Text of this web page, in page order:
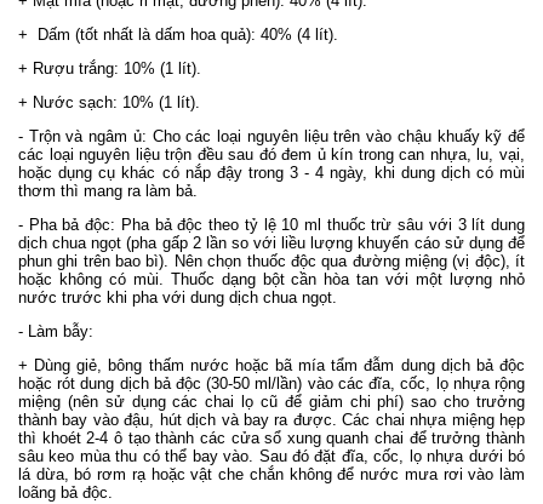
+ Dấm (tốt nhất là dấm hoa quả): 40% (4 lít).
+ Rượu trắng: 10% (1 lít).
+ Nước sạch: 10% (1 lít).
- Trộn và ngâm ủ: Cho các loại nguyên liệu trên vào chậu khuấy kỹ để
các loại nguyên liệu trộn đều sau đó đem ủ kín trong can nhựa, lu, vại,
hoặc dụng cụ khác có nắp đậy trong 3 - 4 ngày, khi dung dịch có mùi
thơm thì mang ra làm bả.
- Pha bả độc: Pha bả độc theo tỷ lệ 10 ml thuốc trừ sâu với 3 lít dung
dịch chua ngọt (pha gấp 2 lần so với liều lượng khuyến cáo sử dụng để
phun ghi trên bao bì). Nên chọn thuốc độc qua đường miệng (vị độc), ít
hoặc không có mùi. Thuốc dạng bột cần hòa tan với một lượng nhỏ
nước trước khi pha với dung dịch chua ngọt.
- Làm bẫy:
+ Dùng giẻ, bông thấm nước hoặc bã mía tẩm đẫm dung dịch bả độc
hoặc rót dung dịch bả độc (30-50 ml/lần) vào các đĩa, cốc, lọ nhựa rộng
miệng (nên sử dụng các chai lọ cũ để giảm chi phí) sao cho trưởng
thành bay vào đậu, hút dịch và bay ra được. Các chai nhựa miệng hẹp
thì khoét 2-4 ô tạo thành các cửa sổ xung quanh chai để trưởng thành
sâu keo mùa thu có thể bay vào. Sau đó đặt đĩa, cốc, lọ nhựa dưới bó
lá dừa, bó rơm rạ hoặc vật che chắn không để nước mưa rơi vào làm
loãng bả độc.